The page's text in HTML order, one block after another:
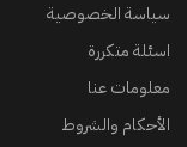
سياسة الخصوصية
اسئلة متكررة
معلومات عنا
الأحكام والشروط